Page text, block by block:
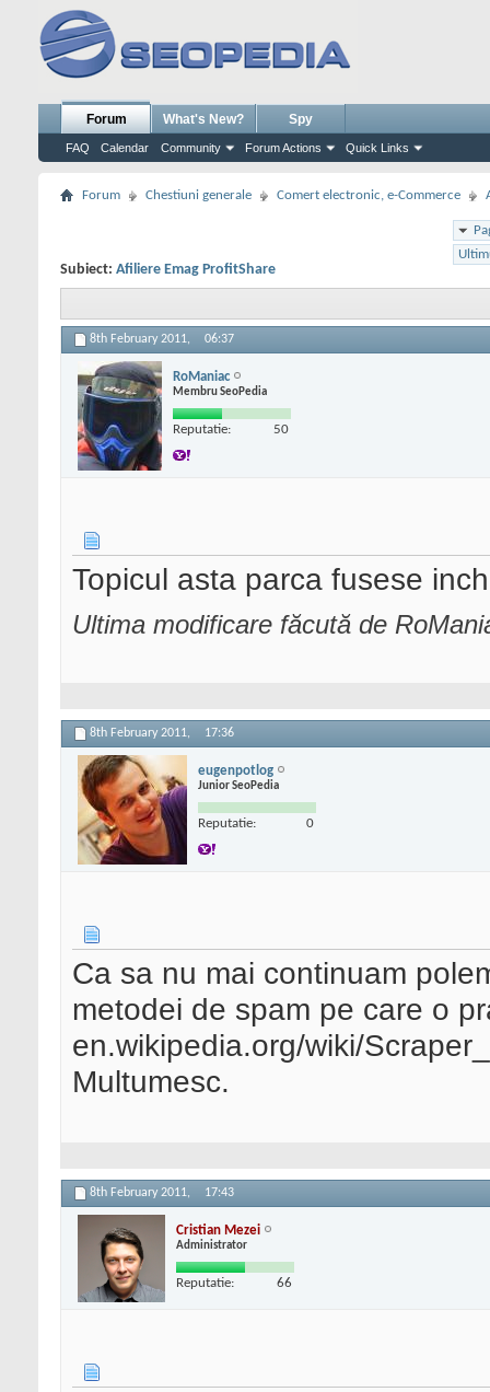
Forum
FAQ Calendar Community Forum Actions Quick Links
What's New? Spy
Forum Chestiuni generale Comert electronic, e-Commerce
Subiect: Afiliere Emag ProfitShare
8th February 2011, 06:37
RoManiac
Membru SeoPedia
Reputatie: 50
Topicul asta parca fusese
Ultima modificare făcută de
8th February 2011, 17:36
eugenpotlog
Junior SeoPedia
Reputatie: 0
Ca sa nu mai continuam
metodei de spam pe care o
en.wikipedia.org/wiki/
Multumesc.
8th February 2011, 17:43
Cristian Mezei
Administrator
Reputatie: 66